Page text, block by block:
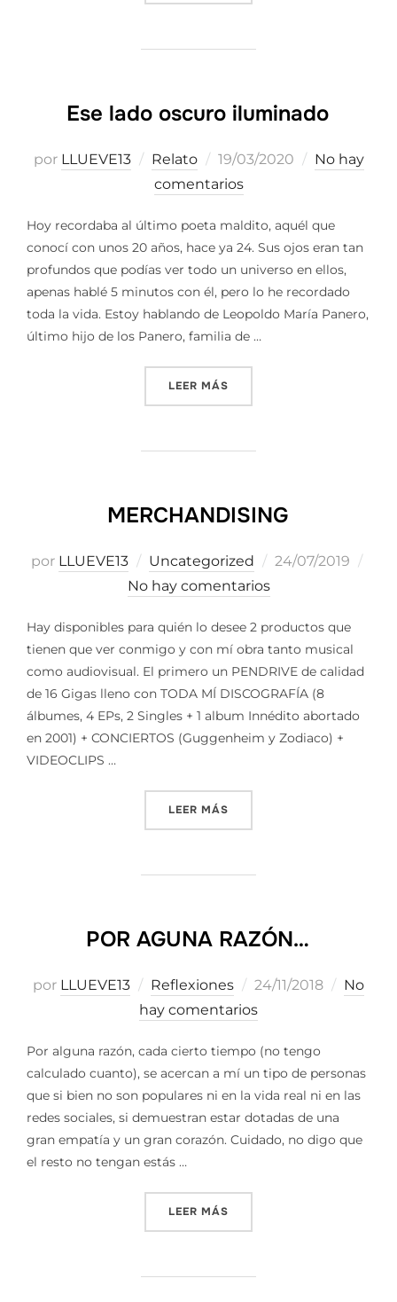
Ese lado oscuro iluminado
por LLUEVE13 Relato
Publicado
el
19/03/2020
No hay
comentarios
Hoy recordaba al último poeta maldito, aquél que
conocí con unos 20 años, hace ya 24. Sus ojos eran tan
profundos que podías ver todo un universo en ellos,
apenas hablé 5 minutos con él, pero lo he recordado
toda la vida. Estoy hablando de Leopoldo María Panero,
último hijo de los Panero, familia de …
LEER MÁS
MERCHANDISING
por LLUEVE13 Uncategorized
Publicado
24/07/2019
No hay comentarios
Hay disponibles para quién lo desee 2 productos que
tienen que ver conmigo y con mí obra tanto musical
como audiovisual. El primero un PENDRIVE de calidad
de 16 Gigas lleno con TODA MÍ DISCOGRAFÍA (8
álbumes, 4 EPs, 2 Singles + 1 album Innédito abortado
en 2001) + CONCIERTOS (Guggenheim y Zodiaco) +
VIDEOCLIPS …
LEER MÁS
POR AGUNA RAZÓN…
por LLUEVE13 Reflexiones
Publicado
el
24/11/2018
No
hay comentarios
Por alguna razón, cada cierto tiempo (no tengo
calculado cuanto), se acercan a mí un tipo de personas
que si bien no son populares ni en la vida real ni en las
redes sociales, si demuestran estar dotadas de una
gran empatía y un gran corazón. Cuidado, no digo que
el resto no tengan estás …
LEER MÁS